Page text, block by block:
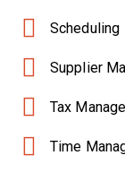
Scheduling
Supplier
Tax
Time